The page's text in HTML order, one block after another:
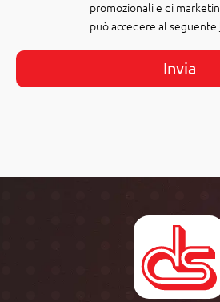
promozionali e di
può accedere al seguente